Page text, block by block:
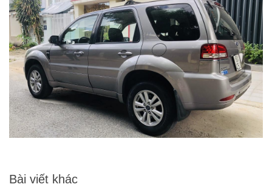
Bài viết khác